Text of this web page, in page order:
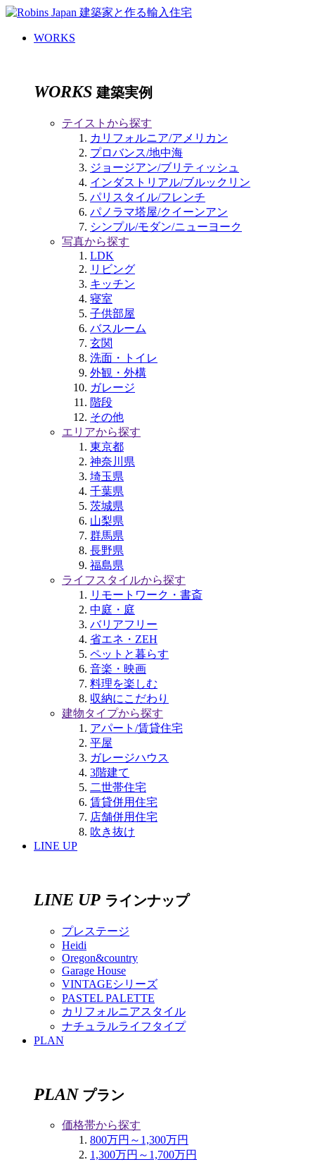
WORKS
WORKS 建築実例
テイストから探す
カリフォルニア/アメリカン
プロバンス/地中海
ジョージアン/ブリティッシュ
インダストリアル/ブルックリン
パリスタイル/フレンチ
パノラマ塔屋/クイーンアン
シンプル/モダン/ニューヨーク
写真から探す
LDK
リビング
キッチン
寝室
子供部屋
バスルーム
玄関
洗面・トイレ
外観・外構
ガレージ
階段
その他
エリアから探す
東京都
神奈川県
埼玉県
千葉県
茨城県
山梨県
群馬県
長野県
福島県
ライフスタイルから探す
リモートワーク・書斎
中庭・庭
バリアフリー
省エネ・ZEH
ペットと暮らす
音楽・映画
料理を楽しむ
収納にこだわり
建物タイプから探す
アパート/賃貸住宅
平屋
ガレージハウス
3階建て
二世帯住宅
賃貸併用住宅
店舗併用住宅
吹き抜け
LINE UP
LINE UP ラインナップ
プレステージ
Heidi
Oregon&country
Garage House
VINTAGEシリーズ
PASTEL PALETTE
カリフォルニアスタイル
ナチュラルライフタイプ
PLAN
PLAN プラン
価格帯から探す
800万円～1,300万円
1,300万円～1,700万円